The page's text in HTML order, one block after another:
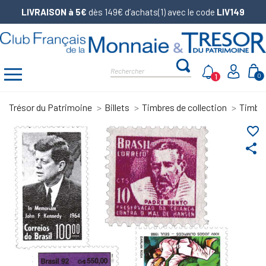
LIVRAISON à 5€ dès 149€ d’achats(1) avec le code LIV149
0
1
Trésor du Patrimoine Billets Timbres de collection
share
favorite_border